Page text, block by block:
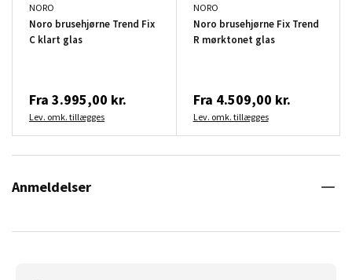
NORO
Noro brusehjørne Trend Fix
C klart glas
Fra 3.995,00 kr.
Lev. omk. tillægges
NORO
Noro brusehjørne Fix Trend
R mørktonet glas
Fra 4.509,00 kr.
Lev. omk. tillægges
Anmeldelser